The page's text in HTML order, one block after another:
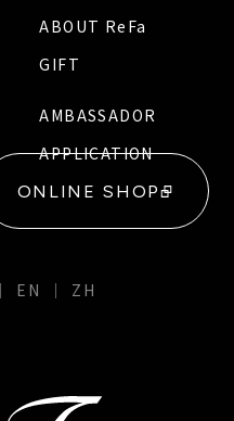
ABOUT ReFa
GIFT
AMBASSADOR
APPLICATION
ONLINE SHOP
EN ZH